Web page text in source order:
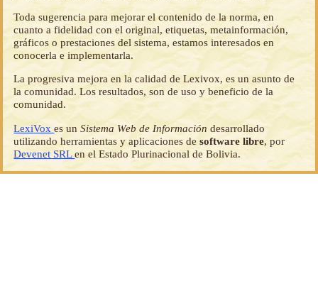
Toda sugerencia para mejorar el contenido de la norma, en
cuanto a fidelidad con el original, etiquetas, metainformación,
gráficos o prestaciones del sistema, estamos interesados en
conocerla e implementarla.
La progresiva mejora en la calidad de Lexivox, es un asunto de
la comunidad. Los resultados, son de uso y beneficio de la
comunidad.
LexiVoxes unSistema Web de Información desarrollado
utilizando herramientas y aplicaciones desoftware libre, por
Devenet SRLen el Estado Plurinacional de Bolivia.